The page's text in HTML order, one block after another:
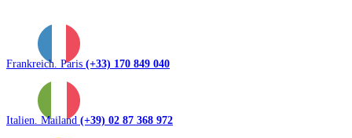
Frankreich. Paris (+33) 170 849 040
Italien. Mailand (+39) 02 87 368 972